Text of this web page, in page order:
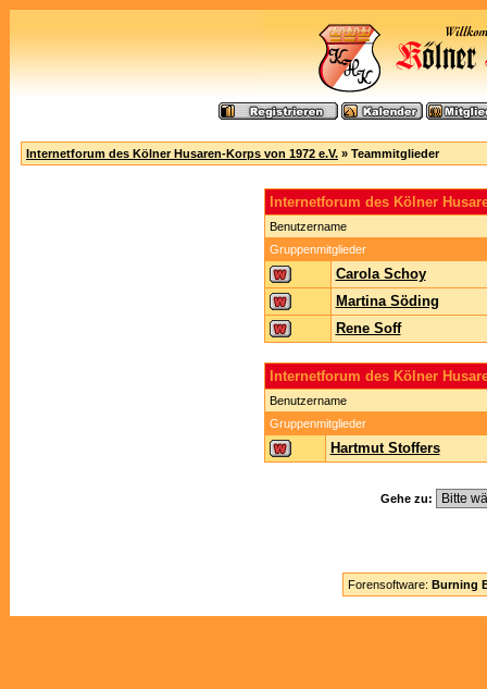
Internetforum des Kölner Husaren-Korps von 1972 e.V. » Teammitglieder
Internetforum des Kölner
Benutzername
Gruppenmitglieder
Carola Schoy
Martina Söding
Rene Soff
Internetforum des Kölner
Benutzername
Gruppenmitglieder
Hartmut Stoffers
Gehe zu:
Forensoftware: Burning